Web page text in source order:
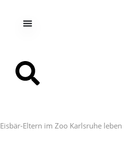
Eisbär-Eltern im Zoo Karlsruhe leben